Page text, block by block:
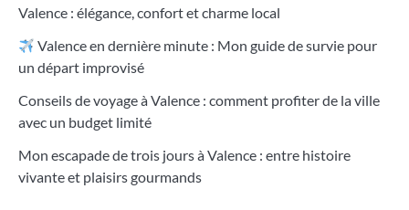
Valence : élégance, confort et charme local
Valence en dernière minute : Mon guide de survie pour
un départ improvisé
Conseils de voyage à Valence : comment profiter de la ville
avec un budget limité
Mon escapade de trois jours à Valence : entre histoire
vivante et plaisirs gourmands